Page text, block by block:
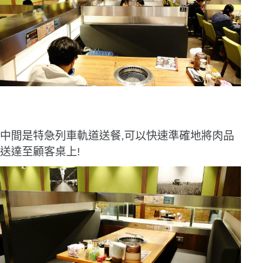
中間是特急列車軌道送餐,可以快速準確地將肉品
送達至顧客桌上!